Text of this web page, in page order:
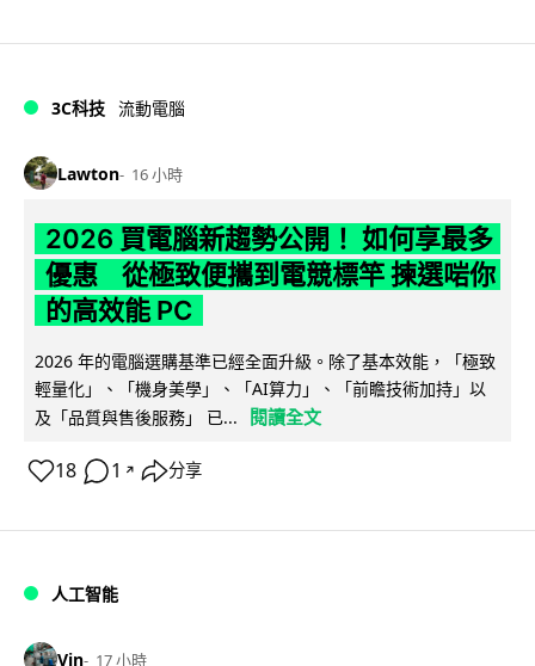
3C科技 流動電腦
Lawton 16 小時
2026 買電腦新趨勢公開！ 如何享最多
優惠 從極致便攜到電競標竿 揀選啱你
的高效能 PC
2026 年的電腦選購基準已經全面升級。除了基本效能，「極致
輕量化」、「機身美學」、「AI算力」、「前瞻技術加持」以
及「品質與售後服務」 已...
閱讀全文
18 1 ↗ 分享
人工智能
Vin 17 小時